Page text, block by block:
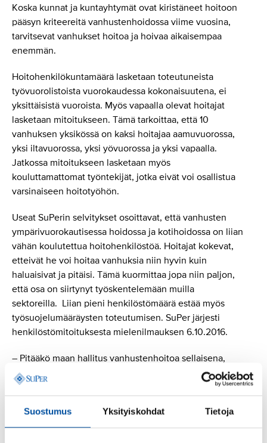
Suostumus Yksityiskohdat Tietoja
Koska kunnat ja kuntayhtymät ovat kiristäneet hoitoon
pääsyn kriteereitä vanhustenhoidossa viime vuosina,
tarvitsevat vanhukset hoitoa ja hoivaa aikaisempaa
enemmän.
Hoitohenkilökuntamäärä lasketaan toteutuneista
työvuorolistoista vuorokaudessa kokonaisuutena, ei
yksittäisistä vuoroista. Myös vapaalla olevat hoitajat
lasketaan mitoitukseen. Tämä tarkoittaa, että 10
vanhuksen yksikössä on kaksi hoitajaa aamuvuorossa,
yksi iltavuorossa, yksi yövuorossa ja yksi vapaalla.
Jatkossa mitoitukseen lasketaan myös
kouluttamattomat työntekijät, jotka eivät voi osallistua
varsinaiseen hoitotyöhön.
Useat SuPerin selvitykset osoittavat, että vanhusten
ympärivuorokautisessa hoidossa ja kotihoidossa on liian
vähän koulutettua hoitohenkilöstöä. Hoitajat kokevat,
etteivät he voi hoitaa vanhuksia niin hyvin kuin
haluaisivat ja pitäisi. Tämä kuormittaa jopa niin paljon,
että osa on siirtynyt työskentelemään muilla
sektoreilla. Liian pieni henkilöstömäärä estää myös
työsuojelumääräysten toteutumisen. SuPer järjesti
henkilöstömitoituksesta mielenilmauksen 6.10.2016.
– Pitääkö maan hallitus vanhustenhoitoa sellaisena,
että pelkkä ”lämmin sydän” riittää ammattitaidoksi?
puheenjohtaja Silja Paavola kysyy. – Osaamattomuus
haavahoitoon, sydänterveyteen ja diabetekseen
liittyvät ongelmat tulevat räjähdysmäisesti kasvamaan